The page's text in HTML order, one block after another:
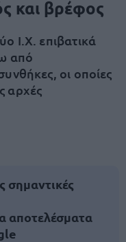
και βρέφος
Ι.Χ. επιβατικά
από
οι οποίες
αρχές
σημαντικές
αποτελέσματα